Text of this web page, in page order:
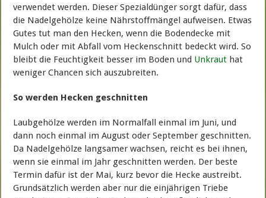
verwendet werden. Dieser Spezialdünger sorgt dafür, dass
die Nadelgehölze keine Nährstoffmängel aufweisen. Etwas
Gutes tut man den Hecken, wenn die Bodendecke mit
Mulch oder mit Abfall vom Heckenschnitt bedeckt wird. So
bleibt die Feuchtigkeit besser im Boden und Unkraut hat
weniger Chancen sich auszubreiten.
So werden Hecken geschnitten
Laubgehölze werden im Normalfall einmal im Juni, und
dann noch einmal im August oder September geschnitten.
Da Nadelgehölze langsamer wachsen, reicht es bei ihnen,
wenn sie einmal im Jahr geschnitten werden. Der beste
Termin dafür ist der Mai, kurz bevor die Hecke austreibt.
Grundsätzlich werden aber nur die einjährigen Triebe